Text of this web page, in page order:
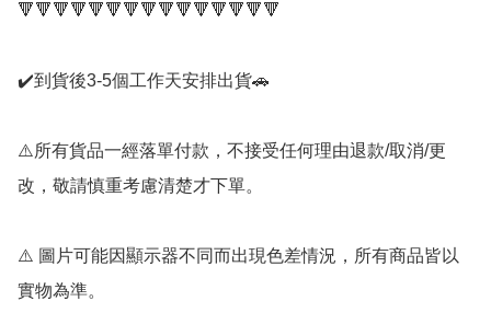
🔻🔻🔻🔻🔻🔻🔻🔻🔻🔻🔻🔻🔻🔻🔻
✔️到貨後3-5個工作天安排出貨🚗
⚠️所有貨品一經落單付款，不接受任何理由退款/取消/更
改，敬請慎重考慮清楚才下單。
⚠️ 圖片可能因顯示器不同而出現色差情況，所有商品皆以
實物為準。